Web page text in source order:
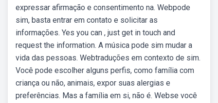
expressar afirmação e consentimento na. Webpode
sim, basta entrar em contato e solicitar as
informações. Yes you can , just get in touch and
request the information. A música pode sim mudar a
vida das pessoas. Webtraduções em contexto de sim.
Você pode escolher alguns perfis, como família com
criança ou não, animais, expor suas alergias e
preferências. Mas a família em si, não é. Webse você